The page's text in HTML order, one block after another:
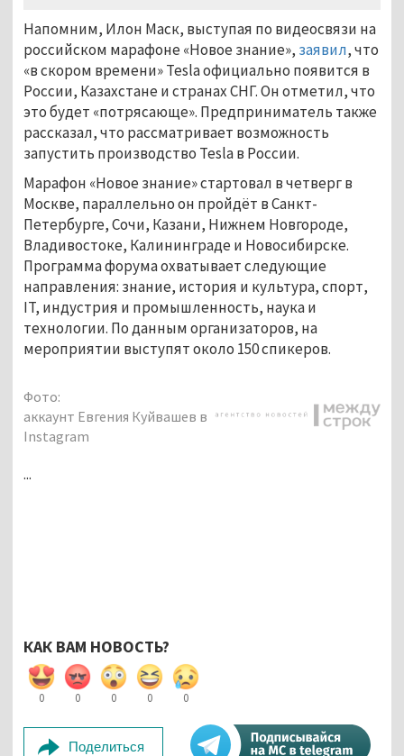
Напомним, Илон Маск, выступая по видеосвязи на
российском марафоне «Новое знание», заявил, что
«в скором времени» Tesla официально появится в
России, Казахстане и странах СНГ. Он отметил, что
это будет «потрясающе». Предприниматель также
рассказал, что рассматривает возможность
запустить производство Tesla в России.
Марафон «Новое знание» стартовал в четверг в
Москве, параллельно он пройдёт в Санкт-
Петербурге, Сочи, Казани, Нижнем Новгороде,
Владивостоке, Калининграде и Новосибирске.
Программа форума охватывает следующие
направления: знание, история и культура, спорт,
IT, индустрия и промышленность, наука и
технологии. По данным организаторов, на
мероприятии выступят около 150 спикеров.
Фото:
аккаунт Евгения Куйвашев в
Instagram
...
КАК ВАМ НОВОСТЬ?
0 0 0 0 0
Поделиться